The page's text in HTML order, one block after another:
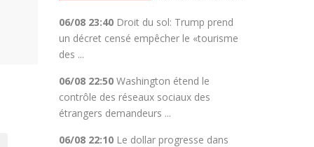
06/08 23:40Droit du sol: Trump prend
un décret censé empêcher le «tourisme
des ...
06/08 22:50Washington étend le
contrôle des réseaux sociaux des
étrangers demandeurs ...
06/08 22:10Le dollar progresse dans